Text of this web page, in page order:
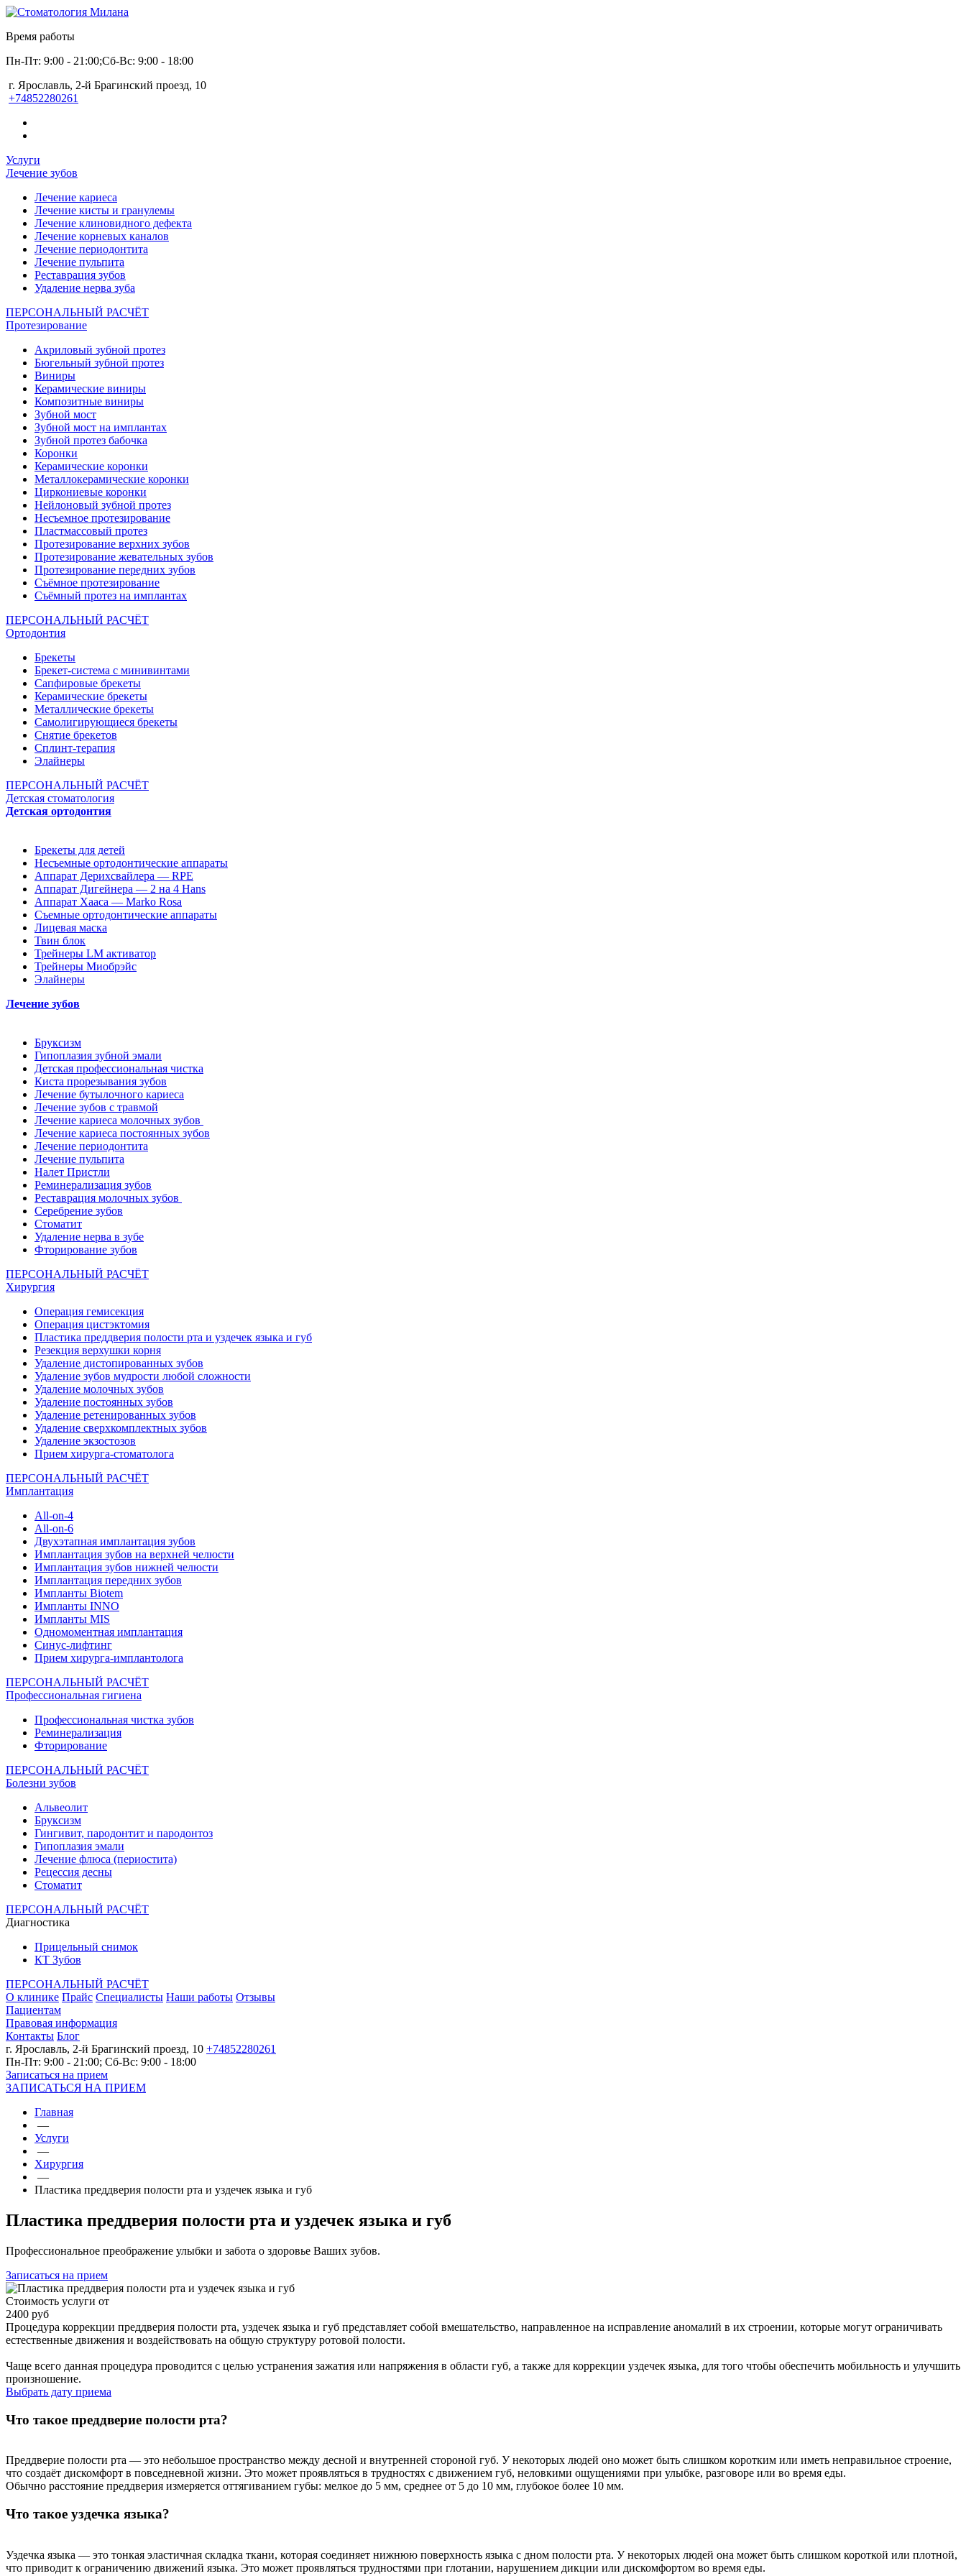
Время работы
Пн-Пт: 9:00 - 21:00;Сб-Вс: 9:00 - 18:00
г. Ярославль, 2-й Брагинский проезд, 10
+74852280261
Услуги
Лечение зубов
Лечение кариеса
Лечение кисты и гранулемы
Лечение клиновидного дефекта
Лечение корневых каналов
Лечение периодонтита
Лечение пульпита
Реставрация зубов
Удаление нерва зуба
ПЕРСОНАЛЬНЫЙ РАСЧЁТ
Протезирование
Акриловый зубной протез
Бюгельный зубной протез
Виниры
Керамические виниры
Композитные виниры
Зубной мост
Зубной мост на имплантах
Зубной протез бабочка
Коронки
Керамические коронки
Металлокерамические коронки
Циркониевые коронки
Нейлоновый зубной протез
Несъемное протезирование
Пластмассовый протез
Протезирование верхних зубов
Протезирование жевательных зубов
Протезирование передних зубов
Съёмное протезирование
Съёмный протез на имплантах
ПЕРСОНАЛЬНЫЙ РАСЧЁТ
Ортодонтия
Брекеты
Брекет-система с минивинтами
Сапфировые брекеты
Керамические брекеты
Металлические брекеты
Самолигирующиеся брекеты
Снятие брекетов
Сплинт-терапия
Элайнеры
ПЕРСОНАЛЬНЫЙ РАСЧЁТ
Детская стоматология
Детская ортодонтия
Брекеты для детей
Несъемные ортодонтические аппараты
Аппарат Дерихсвайлера — RPE
Аппарат Дигейнера — 2 на 4 Hans
Аппарат Хааса — Marko Rosa
Съемные ортодонтические аппараты
Лицевая маска
Твин блок
Трейнеры LM активатор
Трейнеры Миобрэйс
Элайнеры
Лечение зубов
Бруксизм
Гипоплазия зубной эмали
Детская профессиональная чистка
Киста прорезывания зубов
Лечение бутылочного кариеса
Лечение зубов с травмой
Лечение кариеса молочных зубов
Лечение кариеса постоянных зубов
Лечение периодонтита
Лечение пульпита
Налет Пристли
Реминерализация зубов
Реставрация молочных зубов
Серебрение зубов
Стоматит
Удаление нерва в зубе
Фторирование зубов
ПЕРСОНАЛЬНЫЙ РАСЧЁТ
Хирургия
Операция гемисекция
Операция цистэктомия
Пластика преддверия полости рта и уздечек языка и губ
Резекция верхушки корня
Удаление дистопированных зубов
Удаление зубов мудрости любой сложности
Удаление молочных зубов
Удаление постоянных зубов
Удаление ретенированных зубов
Удаление сверхкомплектных зубов
Удаление экзостозов
Прием хирурга-стоматолога
ПЕРСОНАЛЬНЫЙ РАСЧЁТ
Имплантация
All-on-4
All-on-6
Двухэтапная имплантация зубов
Имплантация зубов на верхней челюсти
Имплантация зубов нижней челюсти
Имплантация передних зубов
Импланты Biotem
Импланты INNO
Импланты MIS
Одномоментная имплантация
Синус-лифтинг
Прием хирурга-имплантолога
ПЕРСОНАЛЬНЫЙ РАСЧЁТ
Профессиональная гигиена
Профессиональная чистка зубов
Реминерализация
Фторирование
ПЕРСОНАЛЬНЫЙ РАСЧЁТ
Болезни зубов
Альвеолит
Бруксизм
Гингивит, пародонтит и пародонтоз
Гипоплазия эмали
Лечение флюса (периостита)
Рецессия десны
Стоматит
ПЕРСОНАЛЬНЫЙ РАСЧЁТ
Диагностика
Прицельный снимок
КТ Зубов
ПЕРСОНАЛЬНЫЙ РАСЧЁТ
О клинике Прайс Специалисты Наши работы Отзывы
Пациентам
Правовая информация
Контакты Блог
г. Ярославль, 2-й Брагинский проезд, 10 +74852280261
Пн-Пт: 9:00 - 21:00; Сб-Вс: 9:00 - 18:00
Записаться на прием
ЗАПИСАТЬСЯ НА ПРИЕМ
Главная
—
Услуги
—
Хирургия
—
Пластика преддверия полости рта и уздечек языка и губ
Пластика преддверия полости рта и уздечек языка и губ
Профессиональное преображение улыбки и забота о здоровье Ваших зубов.
Записаться на прием
Стоимость услуги от
2400 руб
Процедура коррекции преддверия полости рта, уздечек языка и губ представляет собой вмешательство, направленное на исправление аномалий в их строении, которые могут ограничивать
естественные движения и воздействовать на общую структуру ротовой полости.
Чаще всего данная процедура проводится с целью устранения зажатия или напряжения в области губ, а также для коррекции уздечек языка, для того чтобы обеспечить мобильность и улучшить
произношение.
Выбрать дату приема
Что такое преддверие полости рта?
Преддверие полости рта — это небольшое пространство между десной и внутренней стороной губ. У некоторых людей оно может быть слишком коротким или иметь неправильное строение,
что создаёт дискомфорт в повседневной жизни. Это может проявляться в трудностях с движением губ, неловкими ощущениями при улыбке, разговоре или во время еды.
Обычно расстояние преддверия измеряется оттягиванием губы: мелкое до 5 мм, среднее от 5 до 10 мм, глубокое более 10 мм.
Что такое уздечка языка?
Уздечка языка — это тонкая эластичная складка ткани, которая соединяет нижнюю поверхность языка с дном полости рта. У некоторых людей она может быть слишком короткой или плотной,
что приводит к ограничению движений языка. Это может проявляться трудностями при глотании, нарушением дикции или дискомфортом во время еды.